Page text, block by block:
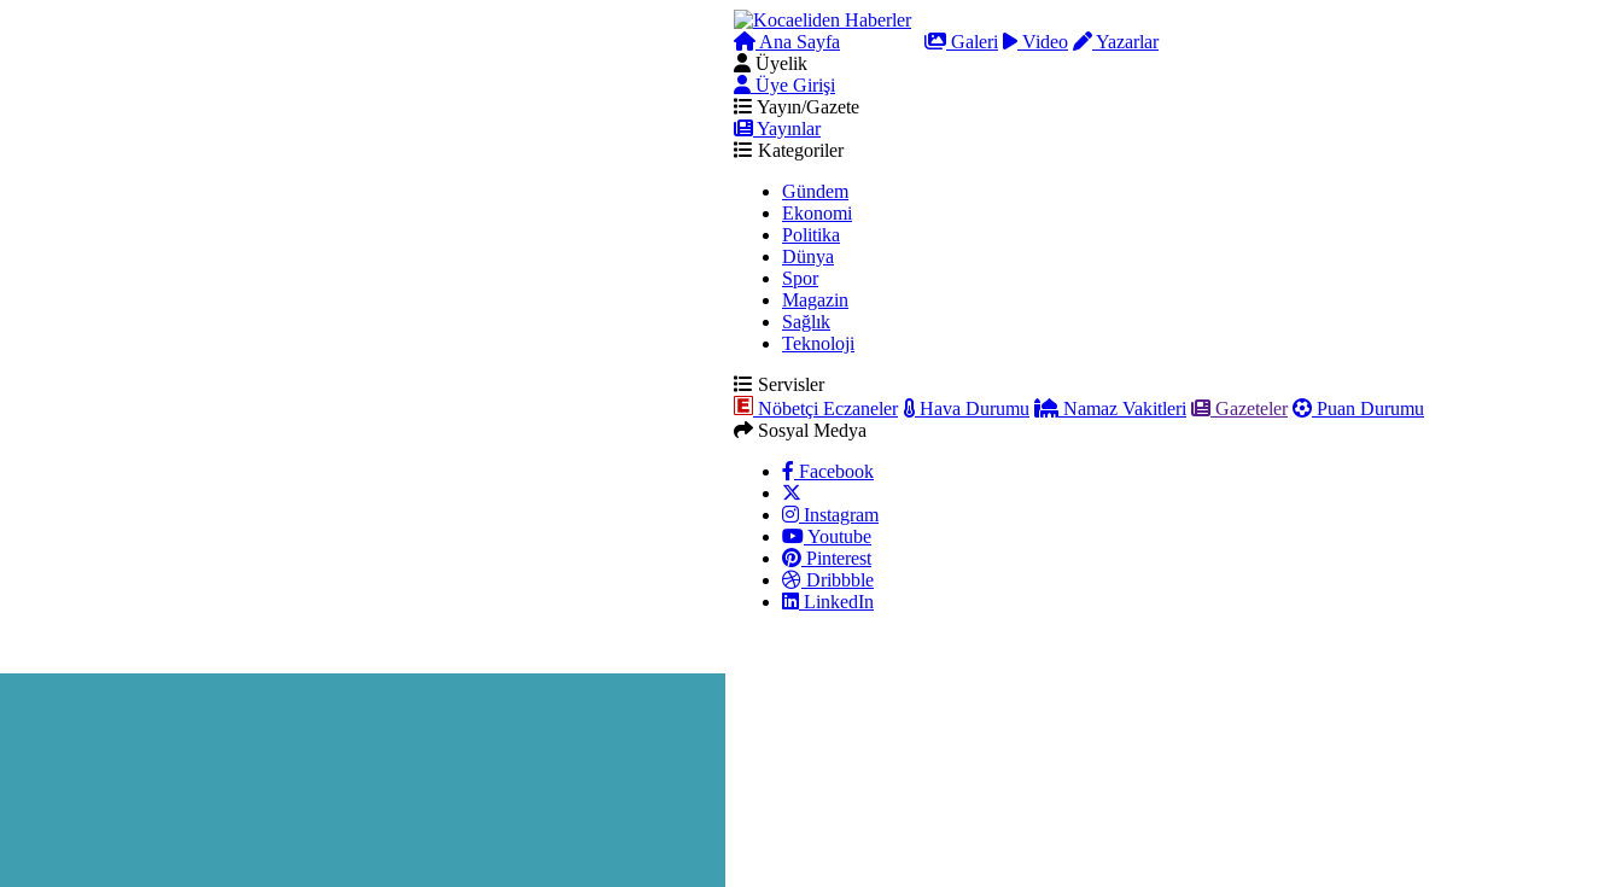
Ana Sayfa Galeri Video
Yazarlar
Üyelik
Üye Girişi
Yayın/Gazete
Yayınlar
Kategoriler
Gündem
Ekonomi
Politika
Dünya
Spor
Magazin
Sağlık
Teknoloji
Servisler
Nöbetçi Eczaneler
Hava Durumu Namaz Vakitleri Gazeteler
Puan Durumu
Sosyal Medya
Facebook
Instagram
Youtube
Pinterest
Dribbble
LinkedIn